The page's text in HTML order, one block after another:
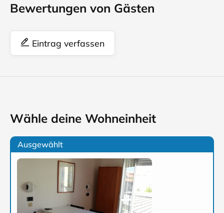
Bewertungen von Gästen
Eintrag verfassen
Wähle deine Wohneinheit
Ausgewählt